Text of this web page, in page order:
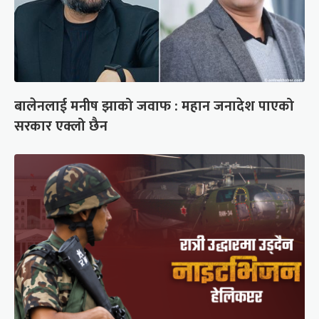
बालेनलाई मनीष झाको जवाफ : महान जनादेश पाएको
सरकार एक्लो छैन